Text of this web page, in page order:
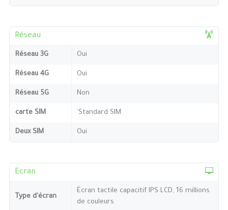
Réseau
Réseau 3G Oui
Réseau 4G Oui
Réseau 5G Non
carte SIM `Standard SIM
Deux SIM Oui
Ecran
Type d'écran
Écran tactile capacitif IPS LCD, 16 millions
de couleurs